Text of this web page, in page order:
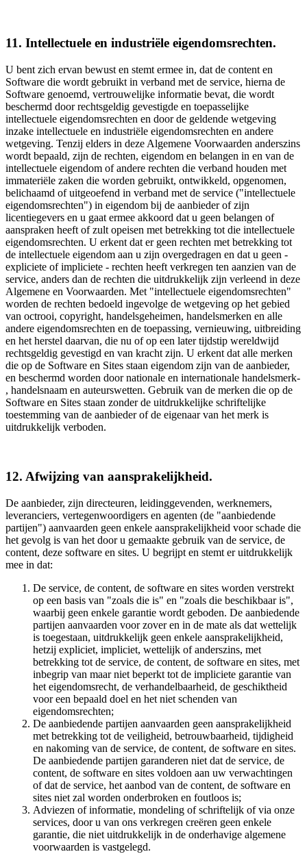
11. Intellectuele en industriële eigendomsrechten.
U bent zich ervan bewust en stemt ermee in, dat de content en
Software die wordt gebruikt in verband met de service, hierna de
Software genoemd, vertrouwelijke informatie bevat, die wordt
beschermd door rechtsgeldig gevestigde en toepasselijke
intellectuele eigendomsrechten en door de geldende wetgeving
inzake intellectuele en industriële eigendomsrechten en andere
wetgeving. Tenzij elders in deze Algemene Voorwaarden anderszins
wordt bepaald, zijn de rechten, eigendom en belangen in en van de
intellectuele eigendom of andere rechten die verband houden met
immateriële zaken die worden gebruikt, ontwikkeld, opgenomen,
belichaamd of uitgeoefend in verband met de service ("intellectuele
eigendomsrechten") in eigendom bij de aanbieder of zijn
licentiegevers en u gaat ermee akkoord dat u geen belangen of
aanspraken heeft of zult opeisen met betrekking tot die intellectuele
eigendomsrechten. U erkent dat er geen rechten met betrekking tot
de intellectuele eigendom aan u zijn overgedragen en dat u geen -
expliciete of impliciete - rechten heeft verkregen ten aanzien van de
service, anders dan de rechten die uitdrukkelijk zijn verleend in deze
Algemene en Voorwaarden. Met "intellectuele eigendomsrechten"
worden de rechten bedoeld ingevolge de wetgeving op het gebied
van octrooi, copyright, handelsgeheimen, handelsmerken en alle
andere eigendomsrechten en de toepassing, vernieuwing, uitbreiding
en het herstel daarvan, die nu of op een later tijdstip wereldwijd
rechtsgeldig gevestigd en van kracht zijn. U erkent dat alle merken
die op de Software en Sites staan eigendom zijn van de aanbieder,
en beschermd worden door nationale en internationale handelsmerk-
, handelsnaam en auteurswetten. Gebruik van de merken die op de
Software en Sites staan zonder de uitdrukkelijke schriftelijke
toestemming van de aanbieder of de eigenaar van het merk is
uitdrukkelijk verboden.
12. Afwijzing van aansprakelijkheid.
De aanbieder, zijn directeuren, leidinggevenden, werknemers,
leveranciers, vertegenwoordigers en agenten (de "aanbiedende
partijen") aanvaarden geen enkele aansprakelijkheid voor schade die
het gevolg is van het door u gemaakte gebruik van de service, de
content, deze software en sites. U begrijpt en stemt er uitdrukkelijk
mee in dat:
De service, de content, de software en sites worden verstrekt
op een basis van "zoals die is" en "zoals die beschikbaar is",
waarbij geen enkele garantie wordt geboden. De aanbiedende
partijen aanvaarden voor zover en in de mate als dat wettelijk
is toegestaan, uitdrukkelijk geen enkele aansprakelijkheid,
hetzij expliciet, impliciet, wettelijk of anderszins, met
betrekking tot de service, de content, de software en sites, met
inbegrip van maar niet beperkt tot de impliciete garantie van
het eigendomsrecht, de verhandelbaarheid, de geschiktheid
voor een bepaald doel en het niet schenden van
eigendomsrechten;
De aanbiedende partijen aanvaarden geen aansprakelijkheid
met betrekking tot de veiligheid, betrouwbaarheid, tijdigheid
en nakoming van de service, de content, de software en sites.
De aanbiedende partijen garanderen niet dat de service, de
content, de software en sites voldoen aan uw verwachtingen
of dat de service, het aanbod van de content, de software en
sites niet zal worden onderbroken en foutloos is;
Adviezen of informatie, mondeling of schriftelijk of via onze
services, door u van ons verkregen creëren geen enkele
garantie, die niet uitdrukkelijk in de onderhavige algemene
voorwaarden is vastgelegd.